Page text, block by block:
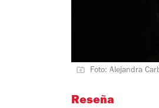
Foto: Alejandra
Reseña